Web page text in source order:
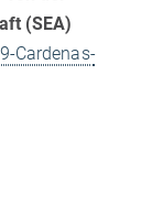
(SEA)
Cardenas-